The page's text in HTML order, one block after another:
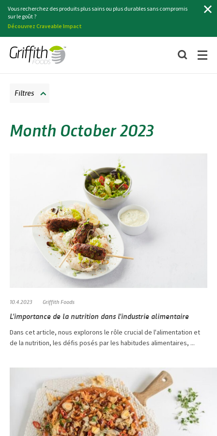
Vous recherchez des produits plus sains ou plus durables sans compromis
sur le goût ?
Découvrez Craveable Impact
Month October 2023
Filtres
10.4.2023 Griffith Foods
L'importance de la nutrition dans l'industrie alimentaire
Dans cet article, nous explorons le rôle crucial de l'alimentation et
de la nutrition, les défis posés par les habitudes alimentaires, ...